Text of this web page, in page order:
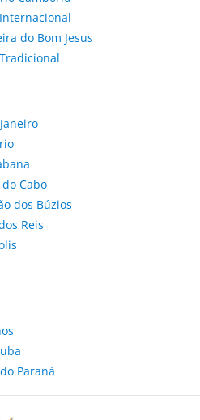
do Bom Jesus
Cabo
dos Búzios
Reis
Paraná